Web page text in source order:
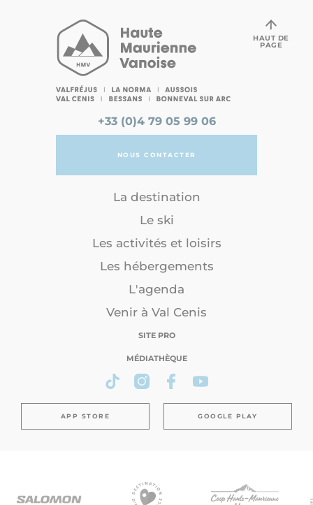
+33 (0)4 79 05 99 06
NOUS CONTACTER
La destination
Le ski
Les activités et loisirs
Les hébergements
L'agenda
Venir à Val Cenis
SITE PRO
MÉDIATHÈQUE
APP STORE GOOGLE PLAY
HAUT DE
PAGE